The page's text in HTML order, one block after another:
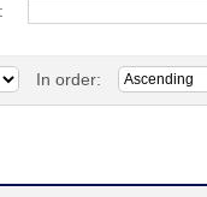
In order: